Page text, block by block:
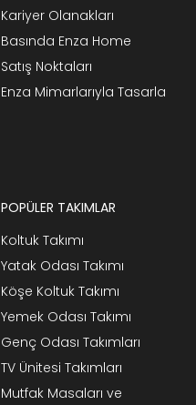
Kariyer Olanakları
Basında Enza Home
Satış Noktaları
Enza Mimarlarıyla Tasarla
POPÜLER TAKIMLAR
Koltuk Takımı
Yatak Odası Takımı
Köşe Koltuk Takımı
Yemek Odası Takımı
Genç Odası Takımları
TV Ünitesi Takımları
Mutfak Masaları ve